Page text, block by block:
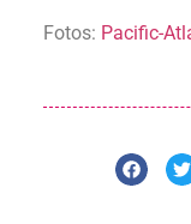
Fotos: Pacific-